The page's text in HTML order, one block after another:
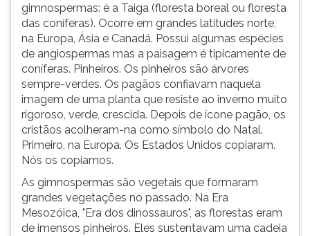
Para
menu
principal
pressione
tecla
depois
Pressione
gimnospermas: é a Taiga (floresta boreal ou floresta
das coníferas). Ocorre em grandes latitudes norte,
na Europa, Ásia e Canadá. Possui algumas espécies
de angiospermas mas a paisagem é tipicamente de
coníferas. Pinheiros. Os pinheiros são árvores
sempre-verdes. Os pagãos confiavam naquela
imagem de uma planta que resiste ao inverno muito
rigoroso, verde, crescida. Depois de ícone pagão, os
cristãos acolheram-na como símbolo do Natal.
Primeiro, na Europa. Os Estados Unidos copiaram.
Nós os copiamos.
As gimnospermas são vegetais que formaram
grandes vegetações no passado. Na Era
Mesozóica, "Era dos dinossauros", as florestas eram
de imensos pinheiros. Eles sustentavam uma cadeia